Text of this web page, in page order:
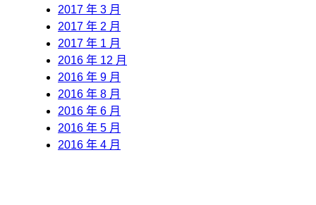
2017 年 3 月
2017 年 2 月
2017 年 1 月
2016 年 12 月
2016 年 9 月
2016 年 8 月
2016 年 6 月
2016 年 5 月
2016 年 4 月